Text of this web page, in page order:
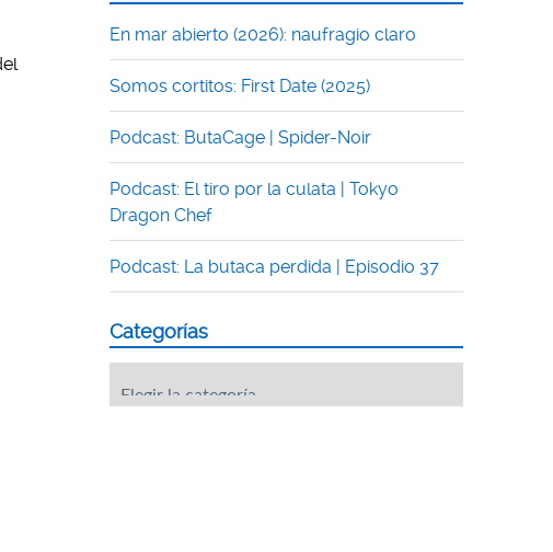
En mar abierto (2026): naufragio claro
Somos cortitos: First Date (2025)
Podcast: ButaCage | Spider-Noir
Podcast: El tiro por la culata | Tokyo
Dragon Chef
Podcast: La butaca perdida | Episodio 37
Categorías